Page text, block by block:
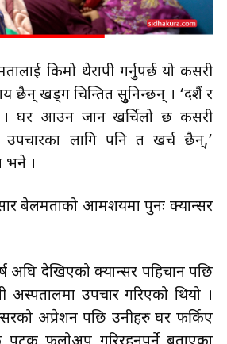
किमो थेरापी गर्नुपर्छ यो कसरी
छैन् खड्ग चिन्तित सुुनिन्छन् । ‘दशैं र
। घर आउन जान खर्चिलो छ कसरी
लागि पनि त खर्च छैन्,’
भने ।
बेलमताको आमशयमा पुनः क्यान्सर
अघि देखिएको क्यान्सर पहिचान पछि
अस्पतालमा उपचार गरिएको थियो ।
अप्रेशन पछि उनीहरु घर फर्किए